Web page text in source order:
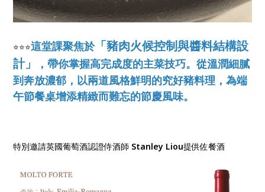
⭐⭐⭐這堂課聚焦於「豬肉火候控制與醬料結構設
計」
，帶你掌握高完成度的主菜技巧。從溫潤細膩
到奔放濃郁，以兩道風格鮮明的究好豬料理，為端
午節餐桌增添精緻而難忘的節慶風味。
特別邀請英國葡萄酒認證侍酒師 Stanley Liou提供佐餐酒